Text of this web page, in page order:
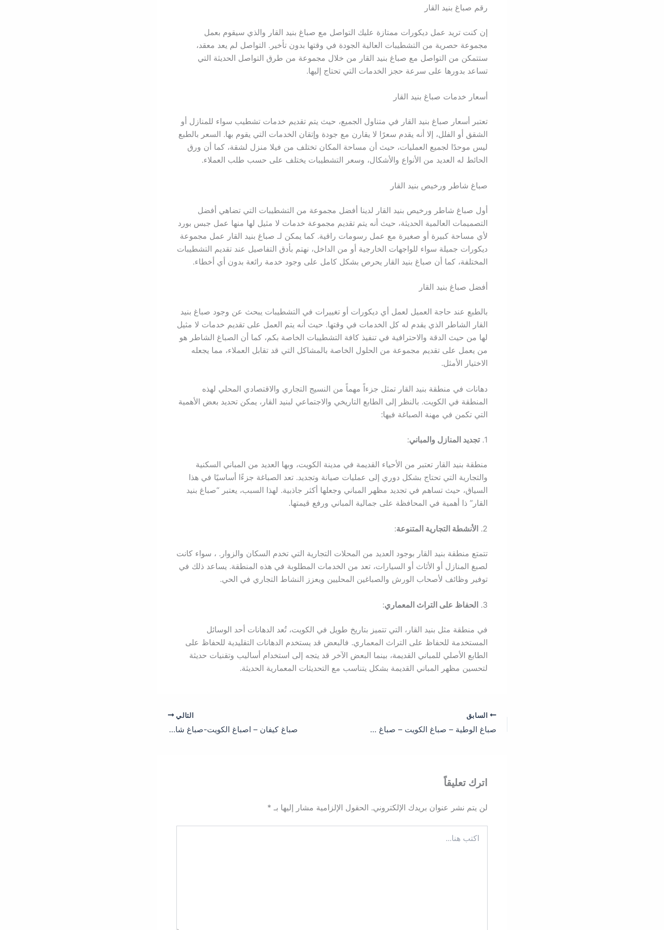
رقم صباغ بنيد القار
إن كنت تريد عمل ديكورات ممتازة عليك التواصل مع صباغ بنيد القار والذي سيقوم بعمل
مجموعة حصرية من التشطيبات العالية الجودة في وقتها بدون تأخير. التواصل لم يعد معقد،
ستتمكن من التواصل مع صباغ بنيد القار من خلال مجموعة من طرق التواصل الحديثة التي
تساعد بدورها على سرعة حجز الخدمات التي تحتاج إليها.
أسعار خدمات صباغ بنيد القار
تعتبر أسعار صباغ بنيد القار في متناول الجميع، حيث يتم تقديم خدمات تشطيب سواء للمنازل أو
الشقق أو الفلل، إلا أنه يقدم سعرًا لا يقارن مع جودة وإتقان الخدمات التي يقوم بها. السعر بالطبع
ليس موحدًا لجميع العمليات، حيث أن مساحة المكان تختلف من فيلا منزل لشقة، كما أن ورق
الحائط له العديد من الأنواع والأشكال، وسعر التشطيبات يختلف على حسب طلب العملاء.
صباغ شاطر ورخيص بنيد القار
أول صباغ شاطر ورخيص بنيد القار لدينا أفضل مجموعة من التشطيبات التي تضاهي أفضل
التصميمات العالمية الحديثة، حيث أنه يتم تقديم مجموعة خدمات لا مثيل لها منها عمل جبس بورد
لأي مساحة كبيرة أو صغيرة مع عمل رسومات راقية. كما يمكن لـ صباغ بنيد القار عمل مجموعة
ديكورات جميلة سواء للواجهات الخارجية أو من الداخل، نهتم بأدق التفاصيل عند تقديم التشطيبات
المختلفة، كما أن صباغ بنيد القار يحرص بشكل كامل على وجود خدمة رائعة بدون أي أخطاء.
أفضل صباغ بنيد القار
بالطبع عند حاجة العميل لعمل أي ديكورات أو تغييرات في التشطيبات يبحث عن وجود صباغ بنيد
القار الشاطر الذي يقدم له كل الخدمات في وقتها. حيث أنه يتم العمل على تقديم خدمات لا مثيل
لها من حيث الدقة والاحترافية في تنفيذ كافة التشطيبات الخاصة بكم، كما أن الصباغ الشاطر هو
من يعمل على تقديم مجموعة من الحلول الخاصة بالمشاكل التي قد تقابل العملاء، مما يجعله
الاختيار الأمثل.
دهانات في منطقة بنيد القار تمثل جزءاً مهماً من النسيج التجاري والاقتصادي المحلي لهذه
المنطقة في الكويت. بالنظر إلى الطابع التاريخي والاجتماعي لبنيد القار، يمكن تحديد بعض الأهمية
التي تكمن في مهنة الصباغة فيها:
1. تجديد المنازل والمباني:
منطقة بنيد القار تعتبر من الأحياء القديمة في مدينة الكويت، وبها العديد من المباني السكنية
والتجارية التي تحتاج بشكل دوري إلى عمليات صيانة وتجديد. تعد الصباغة جزءًا أساسيًا في هذا
السياق، حيث تساهم في تجديد مظهر المباني وجعلها أكثر جاذبية. لهذا السبب، يعتبر “صباغ بنيد
القار” ذا أهمية في المحافظة على جمالية المباني ورفع قيمتها.
2. الأنشطة التجارية المتنوعة:
تتمتع منطقة بنيد القار بوجود العديد من المحلات التجارية التي تخدم السكان والزوار. ، سواء كانت
لصبغ المنازل أو الأثاث أو السيارات، تعد من الخدمات المطلوبة في هذه المنطقة. يساعد ذلك في
توفير وظائف لأصحاب الورش والصباغين المحليين ويعزز النشاط التجاري في الحي.
3. الحفاظ على التراث المعماري:
في منطقة مثل بنيد القار، التي تتميز بتاريخ طويل في الكويت، تُعد الدهانات أحد الوسائل
المستخدمة للحفاظ على التراث المعماري. فالبعض قد يستخدم الدهانات التقليدية للحفاظ على
الطابع الأصلي للمباني القديمة، بينما البعض الآخر قد يتجه إلى استخدام أساليب وتقنيات حديثة
لتحسين مظهر المباني القديمة بشكل يتناسب مع التحديثات المعمارية الحديثة.
السابق
صباغ الوطية – صباغ الكويت – صباغ شاطرورخيص -معلم صباغ
التالي
صباغ كيفان – اصباغ الكويت-صباغ شاطر ورخيص – فني صباغ الكويت
اترك تعليقاً
لن يتم نشر عنوان بريدك الإلكتروني. الحقول الإلزامية مشار إليها بـ *
هنا...